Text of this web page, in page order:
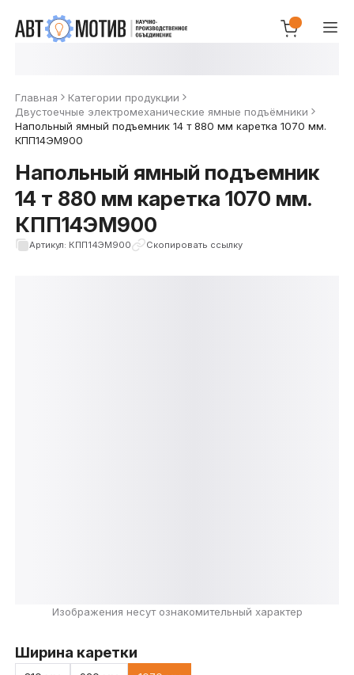
Главная
Категории продукции
Двустоечные электромеханические ямные подъёмники
Напольный ямный подъемник 14 т 880 мм каретка 1070 мм.
КПП14ЭМ900
Напольный ямный подъемник
14 т 880 мм каретка 1070 мм.
КПП14ЭМ900
Артикул: КПП14ЭМ900 Скопировать ссылку
Изображения несут ознакомительный характер
Ширина каретки